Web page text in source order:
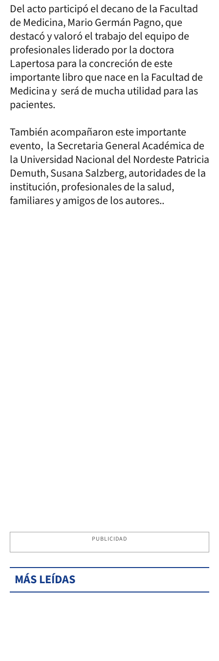
Del acto participó el decano de la Facultad
de Medicina, Mario Germán Pagno, que
destacó y valoró el trabajo del equipo de
profesionales liderado por la doctora
Lapertosa para la concreción de este
importante libro que nace en la Facultad de
Medicina y será de mucha utilidad para las
pacientes.
También acompañaron este importante
evento, la Secretaria General Académica de
la Universidad Nacional del Nordeste Patricia
Demuth, Susana Salzberg, autoridades de la
institución, profesionales de la salud,
familiares y amigos de los autores..
PUBLICIDAD
MÁS LEÍDAS